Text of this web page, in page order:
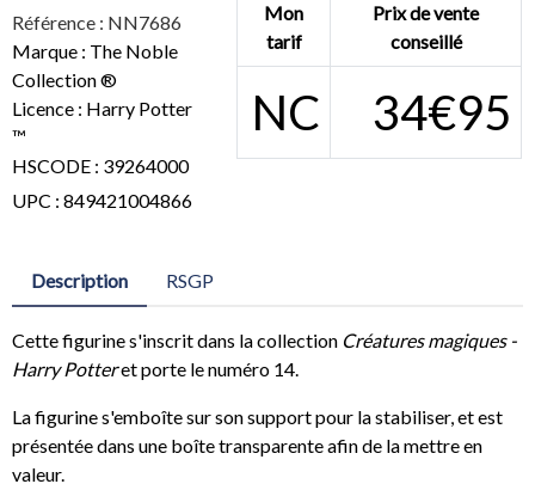
Référence : NN7686
Marque : The Noble
Collection ®
Licence : Harry Potter
™
HSCODE : 39264000
UPC : 849421004866
Mon
tarif
Prix de vente
conseillé
NC 34€95
Description RSGP
Cette figurine s'inscrit dans la collection Créatures magiques -
Harry Potteret porte le numéro 14.
La figurine s'emboîte sur son support pour la stabiliser, et est
présentée dans une boîte transparente afin de la mettre en
valeur.